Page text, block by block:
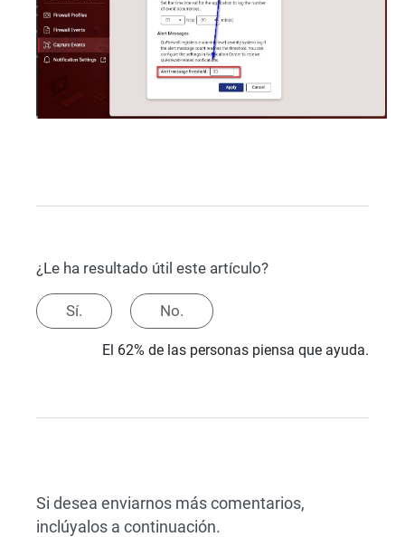
¿Le ha resultado útil este artículo?
Sí. No.
El 62% de las personas piensa que ayuda.
Si desea enviarnos más comentarios,
inclúyalos a continuación.